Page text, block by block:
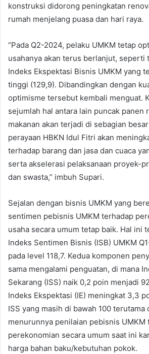
konstruksi didorong peningkatan
rumah menjelang puasa dan hari raya.
“Pada Q2-2024, pelaku UMKM tetap
usahanya akan terus berlanjut, seperti
Indeks Ekspektasi Bisnis UMKM yang
tinggi (129,9). Dibandingkan dengan
optimisme tersebut kembali menguat.
sejumlah hal antara lain puncak panen
makanan akan terjadi di sebagian
perayaan HBKN Idul Fitri akan
terhadap barang dan jasa dan cuaca
serta akselerasi pelaksanaan proyek-
dan swasta,” imbuh Supari.
Sejalan dengan bisnis UMKM yang
sentimen pebisnis UMKM terhadap
usaha secara umum tetap baik. Hal ini
Indeks Sentimen Bisnis (ISB) UMKM
pada level 118,7. Kedua komponen
sama mengalami penguatan, di mana
Sekarang (ISS) naik 0,2 poin menjadi
Indeks Ekspektasi (IE) meningkat 3,3
ISS yang masih di bawah 100 terutama
menurunnya penilaian pebisnis UMKM
perekonomian secara umum saat ini
harga bahan baku/kebutuhan pokok.